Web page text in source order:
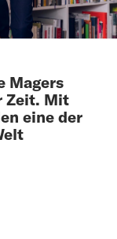
Magers
Zeit. Mit
eine der